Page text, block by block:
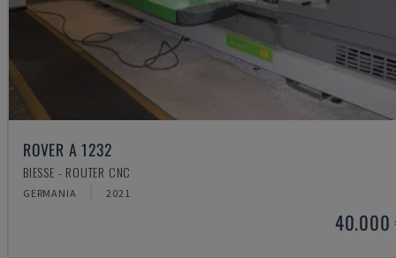
ROVER A 1232
BIESSE - ROUTER CNC
GERMANIA 2021
40.000